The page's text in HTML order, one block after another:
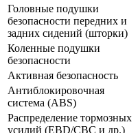
Головные подушки
безопасности передних и
задних сидений (шторки)
Коленные подушки
безопасности
Активная безопасность
Антиблокировочная
система (ABS)
Распределение тормозных
усилий (EBD/CBC и др.)